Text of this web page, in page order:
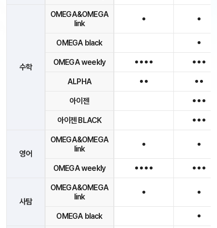
수학
OMEGA&OMEGA
link
OMEGA black
OMEGA weekly
ALPHA
아이젠
아이젠 BLACK
영어
OMEGA&OMEGA
link
OMEGA weekly
사탐
OMEGA&OMEGA
link
OMEGA black